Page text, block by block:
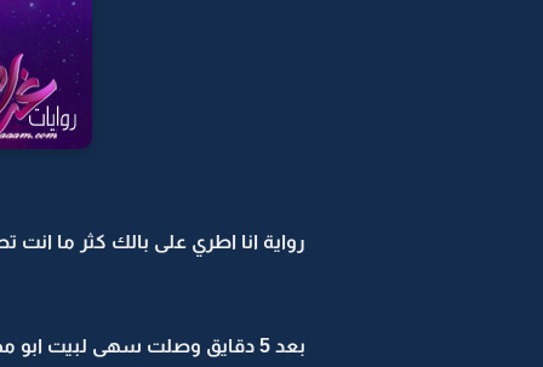
رواية انا اطري على بالك كثر ما انت
بعد 5 دقايق وصلت سهى لبيت ابو محمد